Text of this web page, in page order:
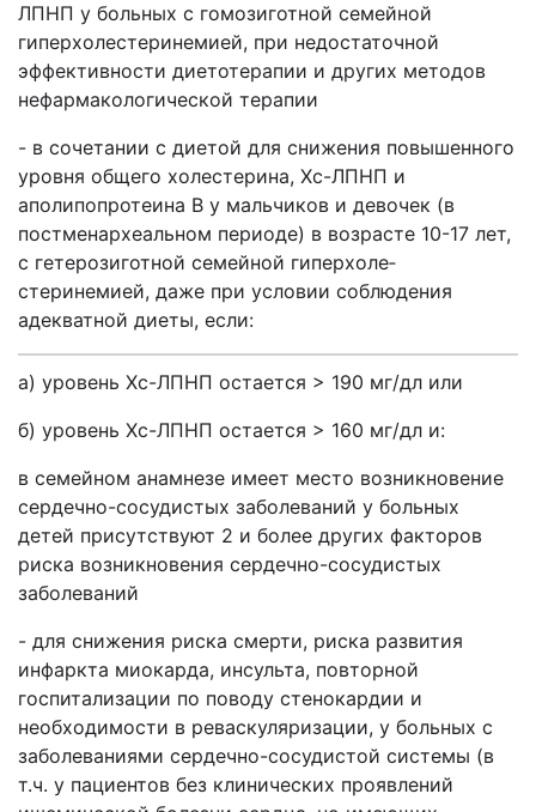
ЛПНП у больных с гомозиготной семейной
гиперхолестеринемией, при недостаточной
эффективности диетотерапии и других методов
нефармакологической терапии
- в сочетании с диетой для снижения повышенного
уровня общего холестерина, Хс-ЛПНП и
аполипопротеина В у мальчиков и девочек (в
постменархеальном периоде) в возрасте 10-17 лет,
с гетерозиготной семейной гиперхоле­
стеринемией, даже при условии соблюдения
адекватной диеты, если:
а) уровень Хс-ЛПНП остается > 190 мг/дл или
б) уровень Хс-ЛПНП остается > 160 мг/дл и:
в семейном анамнезе имеет место возникновение
сердечно-сосудистых заболе­ваний у больных
детей присутствуют 2 и более других факторов
риска возникновения сердечно-сосудистых
заболеваний
- для снижения риска смерти, риска развития
инфаркта миокарда, инсульта, повторной
госпитализа­ции по поводу стенокардии и
необходимости в реваскуляризации, у больных с
заболеваниями сердечно-сосудистой системы (в
т.ч. у пациентов без клинических проявлений